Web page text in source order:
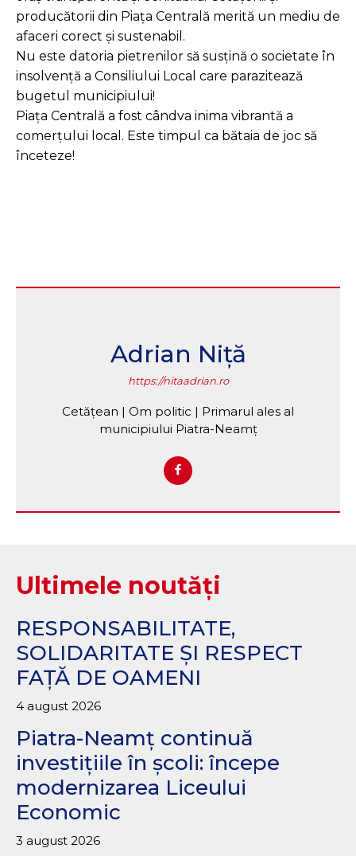
producătorii din Piața Centrală merită un mediu de
afaceri corect și sustenabil.
Nu este datoria pietrenilor să susțină o societate în
insolvență a Consiliului Local care parazitează
bugetul municipiului!
Piața Centrală a fost cândva inima vibrantă a
comerțului local. Este timpul ca bătaia de joc să
înceteze!
Adrian Niță
https://nitaadrian.ro
Cetățean | Om politic | Primarul ales al
municipiului Piatra-Neamț
Ultimele noutăți
RESPONSABILITATE,
SOLIDARITATE ȘI RESPECT
FAȚĂ DE OAMENI
4 august 2026
Piatra-Neamț continuă
investițiile în școli: începe
modernizarea Liceului
Economic
3 august 2026